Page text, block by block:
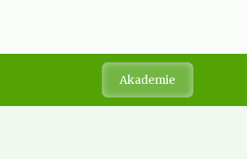
Akademie